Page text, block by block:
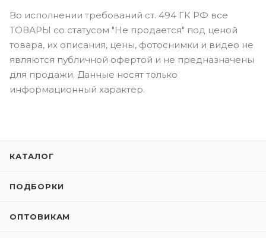
Во исполнении требований ст. 494 ГК РФ все
ТОВАРЫ со статусом "Не продается" под ценой
товара, их описания, цены, фотоснимки и видео не
являются публичной офертой и не предназначены
для продажи. Данные носят только
информационный характер.
КАТАЛОГ
ПОДБОРКИ
ОПТОВИКАМ